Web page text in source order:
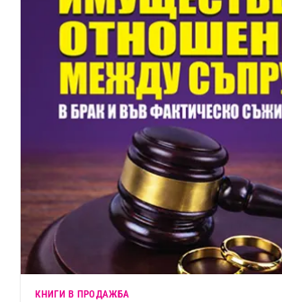
КНИГИ В ПРОДАЖБА